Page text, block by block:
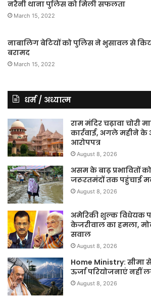
नरैनी थाना पुलिस को मिली सफलता
March 15, 2022
नाबालिग बेटियों को पुलिस ने भुसावल से
बरामद
March 15, 2022
धर्म / अध्यात्म
राम मंदिर चढ़ावा चोरी
कार्रवाई, अगले महीने
आरोपपत्र
August 8, 2026
असम के बाढ़ प्रभावितों
जरूरतमंदों तक पहुंचाई
August 8, 2026
अमेरिकी शुल्क विधेयक
केजरीवाल का हमला,
सवाल
August 8, 2026
Home Ministry: सीमा
ऊर्जा परियोजनाएं नहीं
August 8, 2026